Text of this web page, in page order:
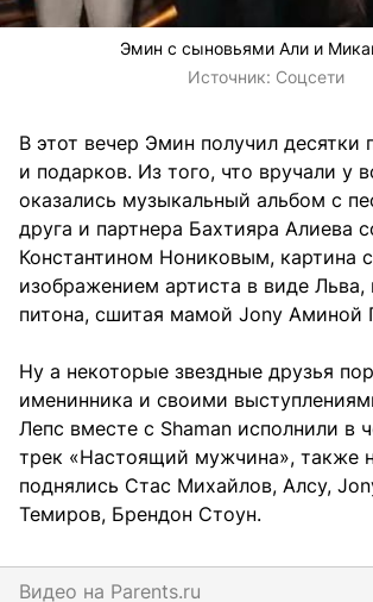
Эмин с сыновьями Али и
Источник: Соцсети
В этот вечер Эмин получил десятки
и подарков. Из того, что вручали у
оказались музыкальный альбом с
друга и партнера Бахтияра Алиева
Константином Нониковым, картина с
изображением артиста в виде Льва,
питона, сшитая мамой Jony Аминой
Ну а некоторые звездные друзья
именинника и своими
Лепс вместе с Shaman исполнили в
трек «Настоящий мужчина», также
поднялись Стас Михайлов, Алсу,
Темиров, Брендон Стоун.
Видео на parents.ru